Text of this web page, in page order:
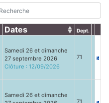
Dates Dept.
Samedi 26 et dimanche
27 septembre 2026
Clôture : 12/09/2026
71
Samedi 26 et dimanche
71